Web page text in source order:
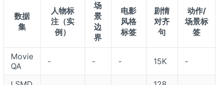
数据
集
人物标
注（实
例）
场
景
边
界
电影
风格
标签
剧情
对齐
句
动作/
场景标
签
Movie
QA
- - - 15K -